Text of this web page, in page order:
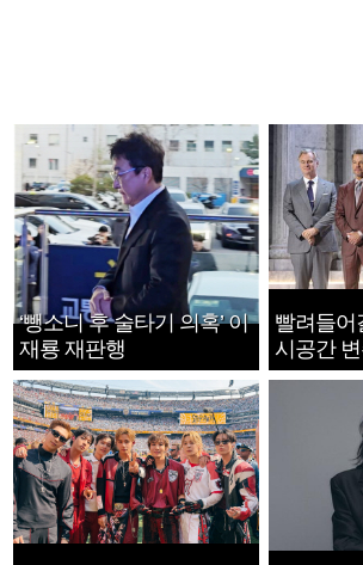
‘뺑소니 후 술타기 의혹’ 이
재룡 재판행
빨려들어
시공간
지는 ‘전